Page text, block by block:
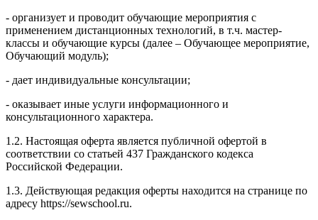
- организует и проводит обучающие мероприятия с
применением дистанционных технологий, в т.ч. мастер-
классы и обучающие курсы (далее – Обучающее мероприятие,
Обучающий модуль);
- дает индивидуальные консультации;
- оказывает иные услуги информационного и
консультационного характера.
1.2. Настоящая оферта является публичной офертой в
соответствии со статьей 437 Гражданского кодекса
Российской Федерации.
1.3. Действующая редакция оферты находится на странице по
адресу https://sewschool.ru.